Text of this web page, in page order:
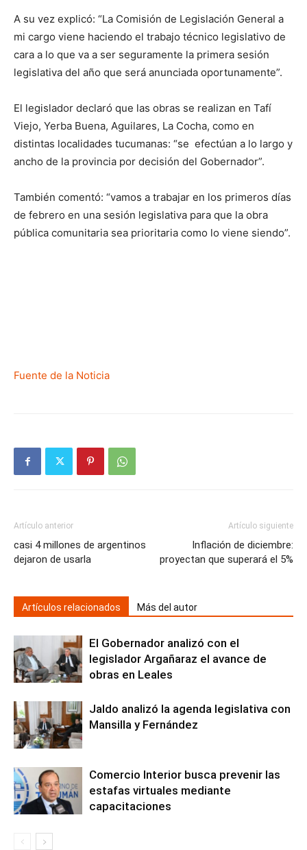
A su vez explicó: “La Comisión de Legislación General a
mi cargo viene haciendo el trabajo técnico legislativo de
cara a lo que va a ser seguramente la primera sesión
legislativa del año que será anunciada oportunamente”.
El legislador declaró que las obras se realizan en Tafí
Viejo, Yerba Buena, Aguilares, La Cocha, como en
distintas localidades tucumanas: “se efectúan a lo largo y
ancho de la provincia por decisión del Gobernador”.
También comentó: “vamos a trabajar en los primeros días
de febrero en una sesión legislativa para que la obra
pública comunitaria sea prioritaria como lo viene siendo”.
Fuente de la Noticia
Artículo anterior
casi 4 millones de argentinos
dejaron de usarla
Artículo siguiente
Inflación de diciembre:
proyectan que superará el 5%
Artículos relacionados Más del autor
El Gobernador analizó con el
legislador Argañaraz el avance de
obras en Leales
Jaldo analizó la agenda legislativa con
Mansilla y Fernández
Comercio Interior busca prevenir las
estafas virtuales mediante
capacitaciones